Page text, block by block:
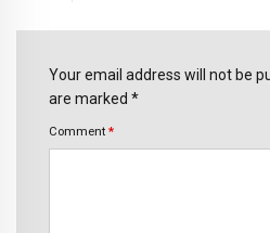
Your email address will not be
are marked *
Comment *